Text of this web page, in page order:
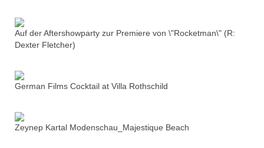
Auf der Aftershowparty zur Premiere von \"Rocketman\" (R:
Dexter Fletcher)
German Films Cocktail at Villa Rothschild
Zeynep Kartal Modenschau_Majestique Beach